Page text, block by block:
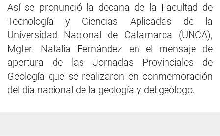
Así se pronunció la decana de la Facultad de
Tecnología y Ciencias Aplicadas de la
Universidad Nacional de Catamarca (UNCA),
Mgter. Natalia Fernández en el mensaje de
apertura de las Jornadas Provinciales de
Geología que se realizaron en conmemoración
del día nacional de la geología y del geólogo.